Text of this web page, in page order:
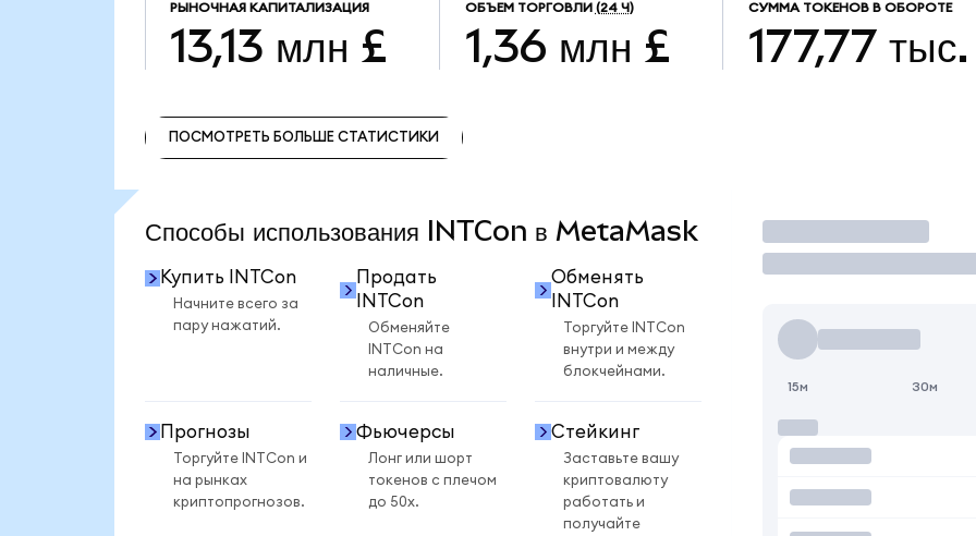
РЫНОЧНАЯ КАПИТАЛИЗАЦИЯ
13,13 млн £
ОБЪЕМ ТОРГОВЛИ (24 Ч)
1,36 млн £
СУММА ТОКЕНОВ В ОБОРОТЕ
177,77 тыс.
ПОСМОТРЕТЬ БОЛЬШЕ СТАТИСТИКИ
Способы использования INTCon в MetaMask
Купить INTCon
Начните всего за
пару нажатий.
Продать
INTCon
Обменяйте
INTCon на
наличные.
Обменять
INTCon
Торгуйте INTCon
внутри и между
блокчейнами.
Прогнозы
Торгуйте INTCon и
на рынках
криптопрогнозов.
Фьючерсы
Лонг или шорт
токенов с плечом
до 50x.
Стейкинг
Заставьте вашу
криптовалюту
работать и
получайте
Торговать
15м 30м